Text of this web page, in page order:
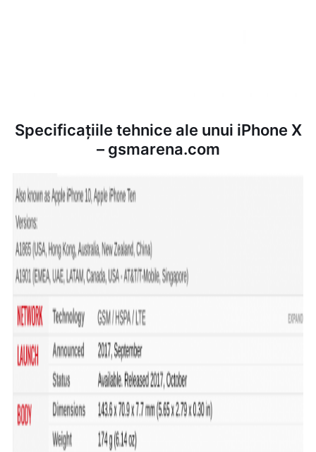
Specificațiile tehnice ale unui iPhone X
– gsmarena.com